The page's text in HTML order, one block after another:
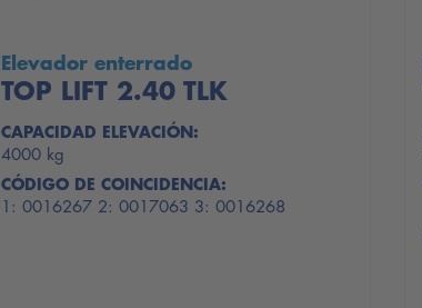
Elevador enterrado
TOP LIFT 2.40 TLK
CAPACIDAD ELEVACIÓN:
4000 kg
CÓDIGO DE COINCIDENCIA:
1: 0016267 2: 0017063 3: 0016268